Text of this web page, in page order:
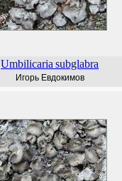
Umbilicaria subglabra
Игорь Евдокимов